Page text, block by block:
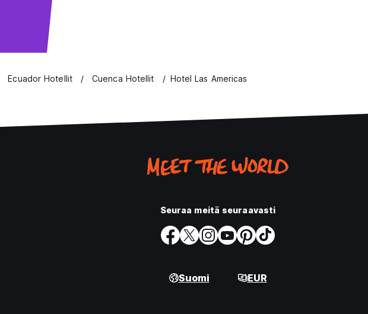
Ecuador Hotellit Cuenca Hotellit Hotel Las Americas
Seuraa meitä seuraavasti
Suomi EUR